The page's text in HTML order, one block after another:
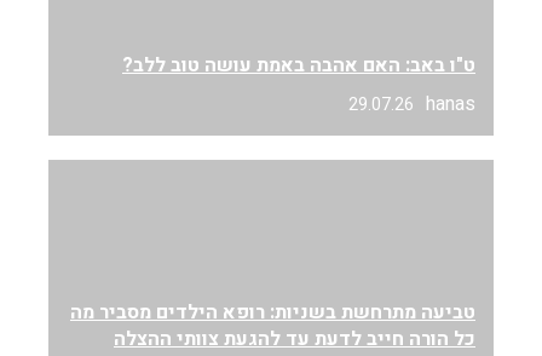
ט"ו באב: האם אהבה באמת עושה טוב ללב?
hanas
29.07.26
טביעה מתרחשת בשניות: רופא הילדים מסביר מה
כל הורה חייב לדעת עד להגעת צוותי ההצלה